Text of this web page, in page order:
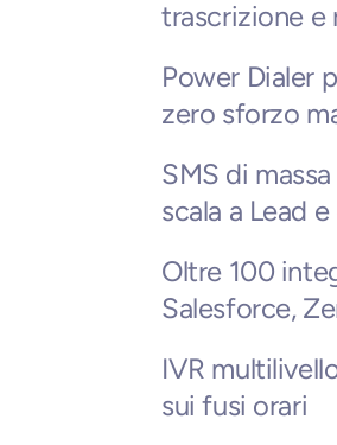
trascrizione e
Power Dialer
zero sforzo
SMS di
scala a Lead
Oltre 100
Salesforce,
IVR
sui fusi orari